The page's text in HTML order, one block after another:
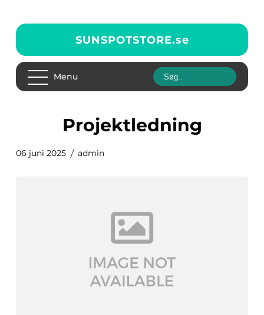
SUNSPOTSTORE.se
Menu
projektledning
06 juni 2025 admin